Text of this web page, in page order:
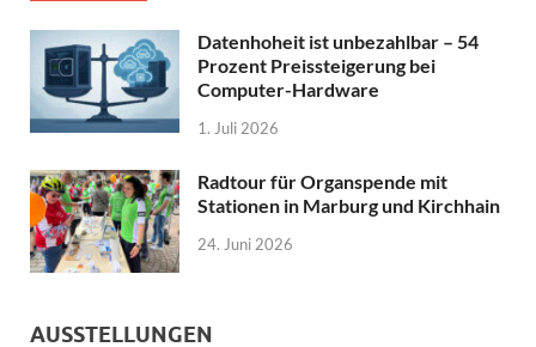
Datenhoheit ist unbezahlbar – 54
Prozent Preissteigerung bei
Computer-Hardware
1. Juli 2026
Radtour für Organspende mit
Stationen in Marburg und Kirchhain
24. Juni 2026
AUSSTELLUNGEN